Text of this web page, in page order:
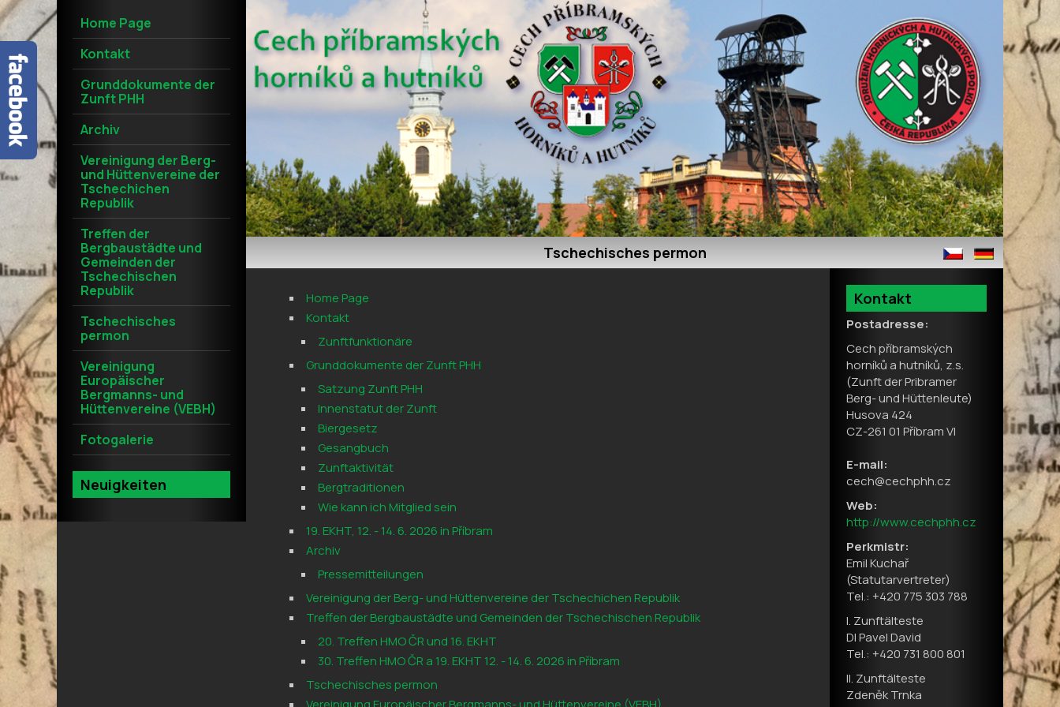
Tschechisches permon
Home Page
Kontakt
Grunddokumente der
Zunft PHH
Archiv
Vereinigung der Berg-
und Hüttenvereine der
Tschechichen
Republik
Treffen der
Bergbaustädte und
Gemeinden der
Tschechischen
Republik
Tschechisches
permon
Vereinigung
Europäischer
Bergmanns- und
Hüttenvereine (VEBH)
Fotogalerie
Neuigkeiten
Home Page
Kontakt
Zunftfunktionäre
Grunddokumente der Zunft PHH
Satzung Zunft PHH
Innenstatut der Zunft
Biergesetz
Gesangbuch
Zunftaktivität
Bergtraditionen
Wie kann ich Mitglied sein
19. EKHT, 12. - 14. 6. 2026 in Příbram
Archiv
Pressemitteilungen
Vereinigung der Berg- und Hüttenvereine der Tschechichen Republik
Treffen der Bergbaustädte und Gemeinden der Tschechischen Republik
20. Treffen HMO ČR und 16. EKHT
30. Treffen HMO ČR a 19. EKHT 12. - 14. 6. 2026 in Příbram
Tschechisches permon
Kontakt
Postadresse:
Cech příbramských
horníků a hutníků, z.s.
(Zunft der Pribramer
Berg- und Hüttenleute)
Husova 424
CZ-261 01 Příbram VI
E-mail:
cech@cechphh.cz
Web:
http://www.cechphh.cz
Perkmistr:
Emil Kuchař
(Statutarvertreter)
Tel.: +420 775 303 788
I. Zunftälteste
DI Pavel David
Tel.: +420 731 800 801
II. Zunftälteste
Zdeněk Trnka